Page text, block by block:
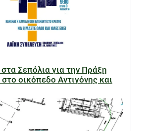
Σεπόλια για την Πράξη
οικόπεδο Αντιγόνης και